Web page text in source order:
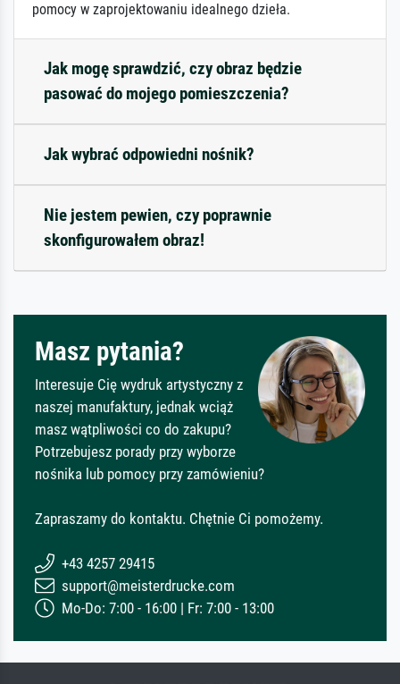
pomocy w zaprojektowaniu idealnego dzieła.
Jak mogę sprawdzić, czy obraz będzie
pasować do mojego pomieszczenia?
Jak wybrać odpowiedni nośnik?
Nie jestem pewien, czy poprawnie
skonfigurowałem obraz!
Masz pytania?
Interesuje Cię wydruk artystyczny z
naszej manufaktury, jednak wciąż
masz wątpliwości co do zakupu?
Potrzebujesz porady przy wyborze
nośnika lub pomocy przy zamówieniu?
Zapraszamy do kontaktu. Chętnie Ci pomożemy.
+43 4257 29415
support@meisterdrucke.com
Mo-Do: 7:00 - 16:00 | Fr: 7:00 - 13:00